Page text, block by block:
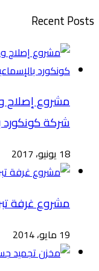
Recent Posts
مشروع إصلاح
شركة كونكورد
18 يونيو، 2017
مشروع غرفة
19 مايو، 2014